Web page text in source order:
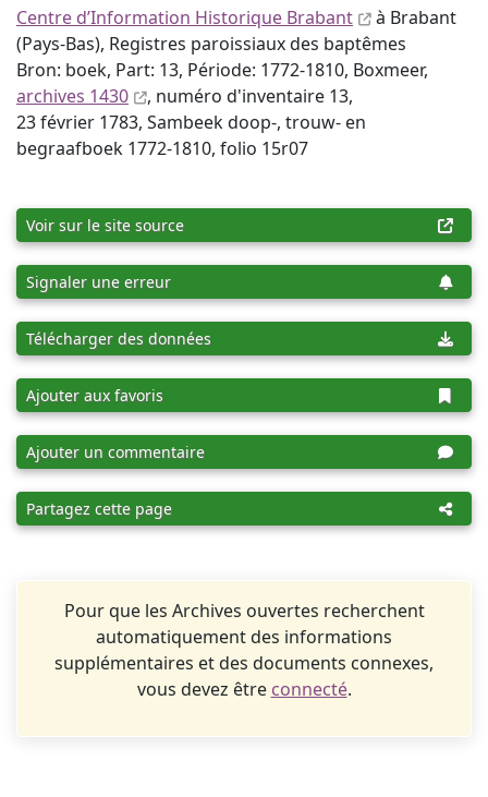
Centre d’Information Historique Brabant
à Brabant
(Pays-Bas), Registres paroissiaux des baptêmes
Bron: boek, Part: 13, Période: 1772-1810, Boxmeer,
archives 1430
, numéro d'inventaire 13,
23 février 1783, Sambeek doop-, trouw- en
begraafboek 1772-1810, folio 15r07
Voir sur le site source
Signaler une erreur
Télécharger des données
Ajouter aux favoris
Ajouter un commentaire
Partagez cette page
Pour que les Archives ouvertes recherchent
automatiquement des informations
supplémentaires et des documents connexes,
vous devez être connecté.